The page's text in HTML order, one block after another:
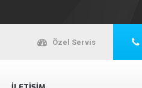
Özel Servis